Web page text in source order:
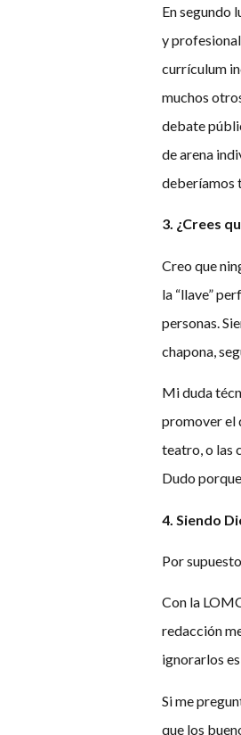
En segundo
y
currículum
muchos
debate
de arena
deberíamos
3. ¿Crees
Creo que
la “llave”
personas.
chapona,
Mi duda
promover el
teatro, o las
Dudo
4. Siendo
Por
Con la
redacción
ignorarlos
Si me
que los